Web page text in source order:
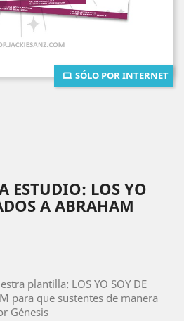
SÓLO POR INTERNET
ESTUDIO: LOS YO
A ABRAHAM
plantilla: LOS YO SOY DE
para que sustentes de manera
Génesis